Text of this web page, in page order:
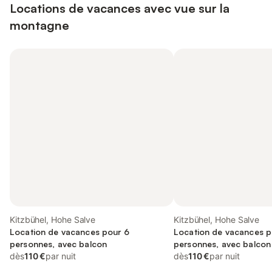
Locations de vacances avec vue sur la
montagne
Kitzbühel, Hohe Salve
Location de vacances pour 6
personnes, avec balcon
dès110 €par nuit
Kitzbühel, Hohe Salve
Location de vacances
personnes, avec balcon
dès110 €par nuit